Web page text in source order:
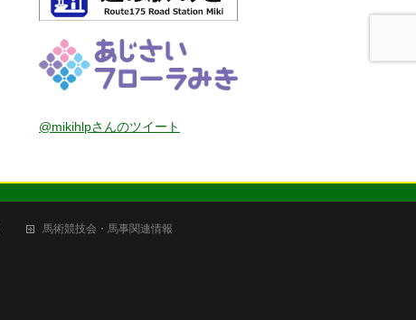
@mikihlpさんのツイート
馬術競技会・馬事関連情報